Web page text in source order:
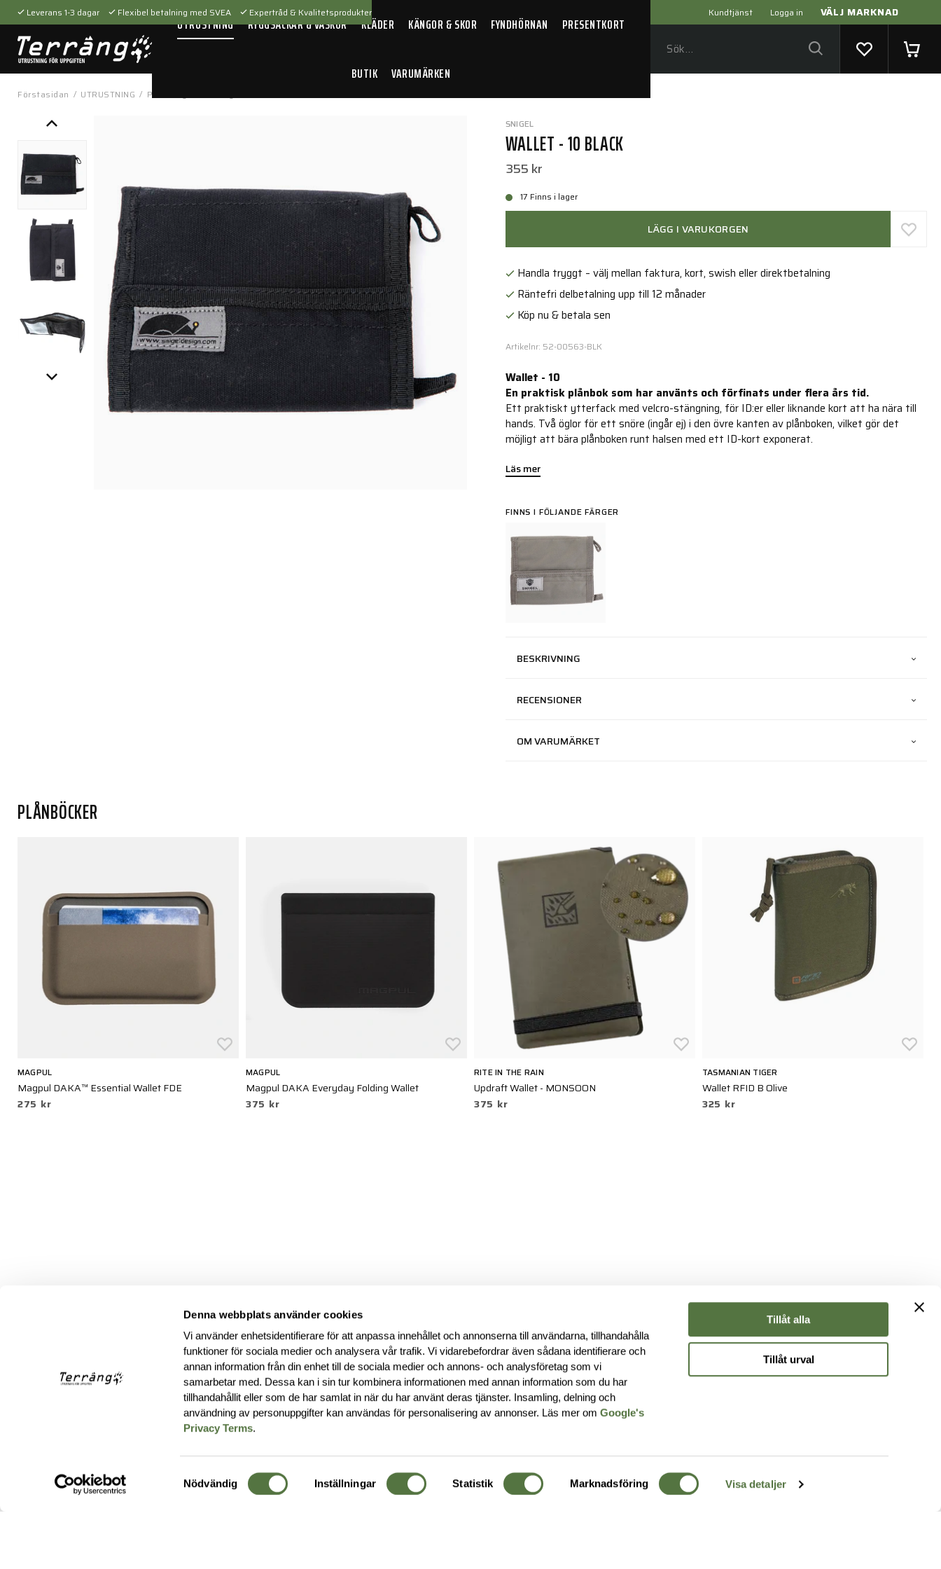
Denna webbplats använder cookies
Vi använder enhetsidentifierare för att anpassa innehållet och annonserna till användarna, tillhandahålla
funktioner för sociala medier och analysera vår trafik. Vi vidarebefordrar även sådana identifierare och
annan information från din enhet till de sociala medier och annons- och analysföretag som vi
samarbetar med. Dessa kan i sin tur kombinera informationen med annan information som du har
tillhandahållit eller som de har samlat in när du har använt deras tjänster. Insamling, delning och
användning av personuppgifter kan användas för personalisering av annonser. Läs mer omGoogle's
Privacy Terms.
Samtyckesval
Nödvändig Inställningar Statistik Marknadsföring Visa detaljer
Tillåt alla
Tillåt urval
Kundtjänst Logga in VÄLJ MARKNAD
Leverans 1-3 dagar Flexibel betalning med SVEA Expertråd & Kvalitetsprodukter
UTRUSTNING RYGGSÄCKAR & VÄSKOR KLÄDER KÄNGOR & SKOR FYNDHÖRNAN PRESENTKORT
BUTIK VARUMÄRKEN
Förstasidan / UTRUSTNING / Personlig utrustning
SNIGEL
WALLET - 10 BLACK
355 kr
17 Finns i lager
LÄGG I VARUKORGEN
Handla tryggt – välj mellan faktura, kort, swish eller direktbetalning
Räntefri delbetalning upp till 12 månader
Köp nu & betala sen
Artikelnr: 52-00563-BLK
Wallet - 10
En praktisk plånbok som har använts och förfinats under flera års tid.
Ett praktiskt ytterfack med velcro-stängning, för ID:er eller liknande kort att ha nära till
hands. Två öglor för ett snöre (ingår ej) i den övre kanten av plånboken, vilket gör det
möjligt att bära plånboken runt halsen med ett ID-kort exponerat.
Läs mer
FINNS I FÖLJANDE FÄRGER
BESKRIVNING
RECENSIONER
OM VARUMÄRKET
PLÅNBÖCKER
MAGPUL
Magpul DAKA™ Essential Wallet FDE
275 kr
MAGPUL
Magpul DAKA Everyday Folding Wallet
375 kr
RITE IN THE RAIN
Updraft Wallet - MONSOON
375 kr
TASMANIAN TIGER
Wallet RFID B Olive
325 kr